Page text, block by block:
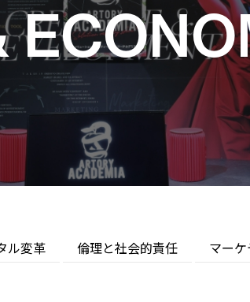
ル変革 倫理と社会的責任 マー